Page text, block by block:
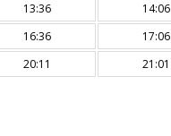
13:36 14:06
16:36 17:06
20:11 21:01